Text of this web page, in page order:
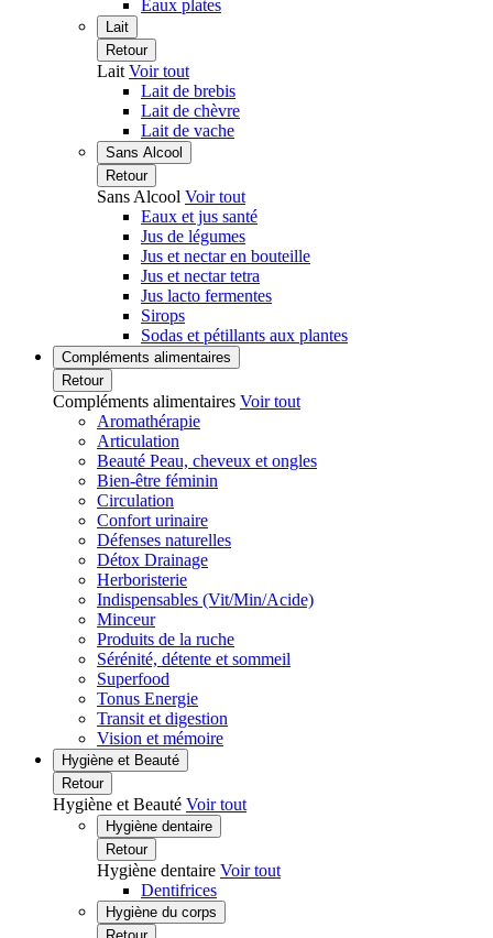
Eaux plates
Lait
Retour
Lait Voir tout
Lait de brebis
Lait de chèvre
Lait de vache
Sans Alcool
Retour
Sans Alcool Voir tout
Eaux et jus santé
Jus de légumes
Jus et nectar en bouteille
Jus et nectar tetra
Jus lacto fermentes
Sirops
Sodas et pétillants aux plantes
Compléments alimentaires
Retour
Compléments alimentaires Voir tout
Aromathérapie
Articulation
Beauté Peau, cheveux et ongles
Bien-être féminin
Circulation
Confort urinaire
Défenses naturelles
Détox Drainage
Herboristerie
Indispensables (Vit/Min/Acide)
Minceur
Produits de la ruche
Sérénité, détente et sommeil
Superfood
Tonus Energie
Transit et digestion
Vision et mémoire
Hygiène et Beauté
Retour
Hygiène et Beauté Voir tout
Hygiène dentaire
Retour
Hygiène dentaire Voir tout
Dentifrices
Hygiène du corps